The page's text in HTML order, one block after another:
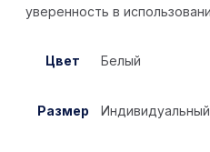
уверенность в
Цвет Белый
Размер Индивидуальный